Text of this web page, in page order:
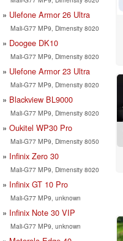
Ulefone Armor 26 Ultra
Mali-G77 MP9, Dimensity 8020
Doogee DK10
Mali-G77 MP9, Dimensity 8020
Ulefone Armor 23 Ultra
Mali-G77 MP9, Dimensity 8020
Blackview BL9000
Mali-G77 MP9, Dimensity 8020
Oukitel WP30 Pro
Mali-G77 MP9, Dimensity 8050
Infinix Zero 30
Mali-G77 MP9, Dimensity 8020
Infinix GT 10 Pro
Mali-G77 MP9, unknown
Infinix Note 30 VIP
Mali-G77 MP9, unknown